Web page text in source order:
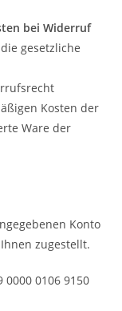
bei Widerruf
gesetzliche
Kosten der
Ware der
Konto
zugestellt.
0000 0106 9150